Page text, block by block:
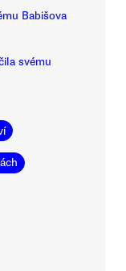
Babišova
svému